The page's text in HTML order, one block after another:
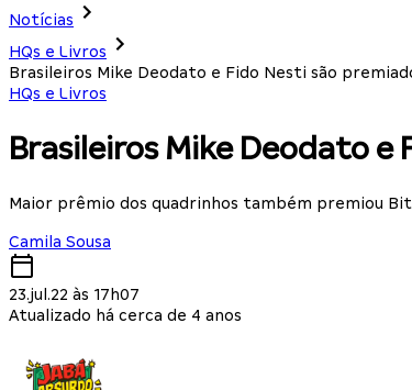
Notícias
HQs e Livros
Brasileiros Mike Deodato e Fido Nesti são
HQs e Livros
Brasileiros Mike Deodato
Maior prêmio dos quadrinhos também premiou
Camila Sousa
23.jul.22 às 17h07
Atualizado há cerca de 4 anos